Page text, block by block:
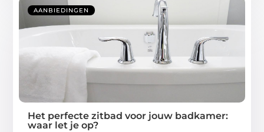
AANBIEDINGEN
Het perfecte zitbad voor jouw badkamer:
waar let je op?